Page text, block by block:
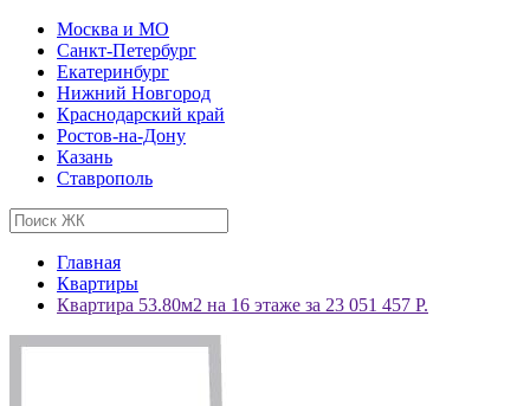
Москва и МО
Санкт-Петербург
Екатеринбург
Нижний Новгород
Краснодарский край
Ростов-на-Дону
Казань
Ставрополь
Главная
Квартиры
Квартира 53.80м2 на 16 этаже за 23 051 457 Р.